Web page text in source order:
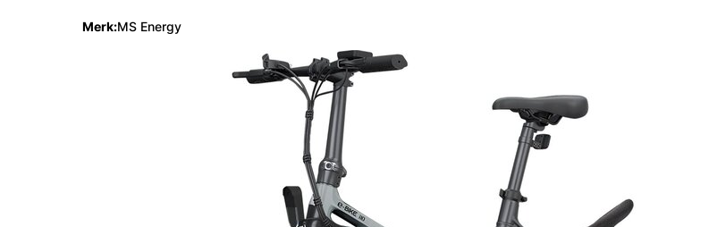
Merk:MS Energy